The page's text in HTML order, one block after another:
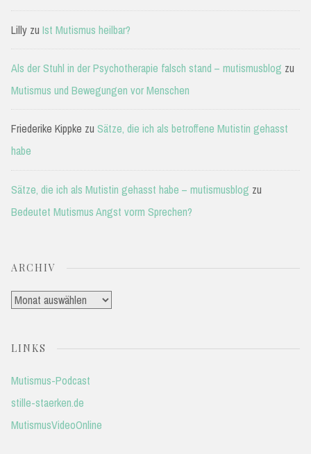
Lilly zu Ist Mutismus heilbar?
Als der Stuhl in der Psychotherapie falsch stand – mutismusblog zu
Mutismus und Bewegungen vor Menschen
Friederike Kippke zu Sätze, die ich als betroffene Mutistin gehasst
habe
Sätze, die ich als Mutistin gehasst habe – mutismusblog zu
Bedeutet Mutismus Angst vorm Sprechen?
ARCHIV
Archiv
LINKS
Mutismus-Podcast
stille-staerken.de
MutismusVideoOnline